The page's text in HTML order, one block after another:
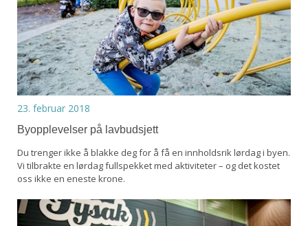
23. februar 2018
Byopplevelser på lavbudsjett
Du trenger ikke å blakke deg for å få en innholdsrik lørdag i byen.
Vi tilbrakte en lørdag fullspekket med aktiviteter – og det kostet
oss ikke en eneste krone.